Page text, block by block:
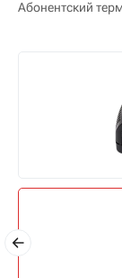
Абонентский